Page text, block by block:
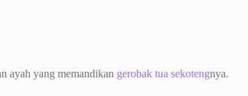
ayah yang memandikan gerobak tua sekotengnya.